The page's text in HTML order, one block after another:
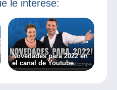
le interese:
Novedades para 2022 en
el canal de Youtube